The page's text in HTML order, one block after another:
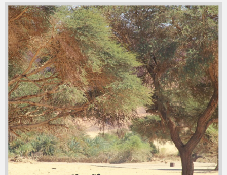
de
Vida,
Salud
y
Durante
la
de
COVID-
19»